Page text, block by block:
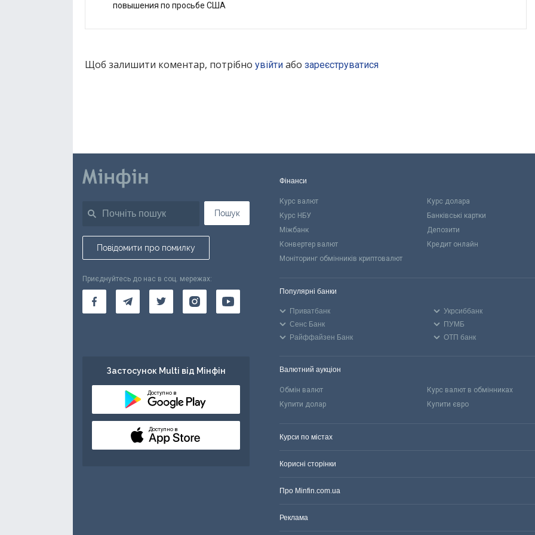
повышения по просьбе США
Щоб залишити коментар, потрібно увійти або зареєструватися
Пошук
Повідомити про помилку
Приєднуйтесь до нас в соц. мережах:
Застосунок Multi від Мінфін
Доступно в
Доступно в
Фінанси
Курс валют
Курс долара
Курс НБУ
Банківські картки
Міжбанк
Депозити
Конвертер валют
Кредит онлайн
Моніторинг обмінників криптовалют
Популярні банки
Приватбанк
Укрсиббанк
Сенс Банк
ПУМБ
Райффайзен Банк
ОТП банк
Валютний аукціон
Обмін валют
Курс валют в обмінниках
Купити долар
Купити євро
Курси по містах
Корисні сторінки
Про Minfin.com.ua
Реклама